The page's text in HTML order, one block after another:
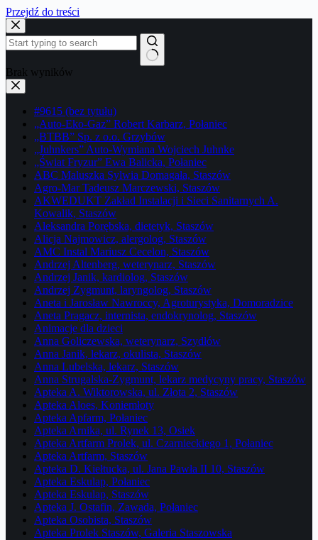
Przejdź do treści
Brak wyników
#9615 (bez tytułu)
„Auto-Eko-Gaz” Robert Karbarz, Połaniec
„BTBB” Sp. z o.o. Grzybów
„Juhnkers” Auto-Wymiana Wojciech Juhnke
„Świat Fryzur” Ewa Balicka, Połaniec
ABC Maluszka Sylwia Domagała, Staszów
Agro-Mar Tadeusz Marczewski, Staszów
AKWEDUKT Zakład Instalacji i Sieci Sanitarnych A.
Kowalik, Staszów
Aleksandra Porębska, dietetyk, Staszów
Alicja Najmowicz, alergolog, Staszów
AMC Instal Mariusz Cecelon, Staszów
Andrzej Altenberg, weterynarz, Staszów
Andrzej Janik, kardiolog, Staszów
Andrzej Zygmunt, laryngolog, Staszów
Aneta i Jarosław Nawroccy, Agroturystyka, Domoradzice
Aneta Pragacz, internista, endokrynolog, Staszów
Animacje dla dzieci
Anna Goliczewska, weterynarz, Szydłów
Anna Janik, lekarz, okulista, Staszów
Anna Lubelska, lekarz, Staszów
Anna Strugalska-Zygmunt, lekarz medycyny pracy, Staszów
Apteka A. Wiktorowska, ul. Złota 2, Staszów
Apteka Aloes, Koniemłoty
Apteka Apfarm, Połaniec
Apteka Arnika, ul. Rynek 13, Osiek
Apteka Artfarm Prolek, ul. Czarnieckiego 1, Połaniec
Apteka Artfarm, Staszów
Apteka D. Kiełtucka, ul. Jana Pawła II 10, Staszów
Apteka Eskulap, Połaniec
Apteka Eskulap, Staszów
Apteka J. Ostafin, Zawada, Połaniec
Apteka Osobista, Staszów
Apteka Prolek Staszów, Galeria Staszowska